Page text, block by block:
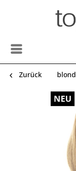
Zurück blond